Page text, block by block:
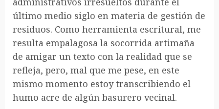
último medio siglo en materia de gestión de
residuos. Como herramienta escritural, me
resulta empalagosa la socorrida artimaña
de amigar un texto con la realidad que se
refleja, pero, mal que me pese, en este
mismo momento estoy transcribiendo el
humo acre de algún basurero vecinal.